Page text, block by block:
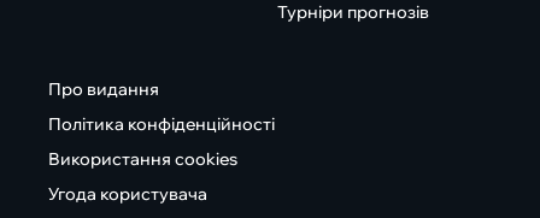
Турніри прогнозів
Про видання
Політика конфіденційності
Використання cookies
Угода користувача